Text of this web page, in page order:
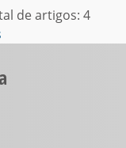
de artigos: 4